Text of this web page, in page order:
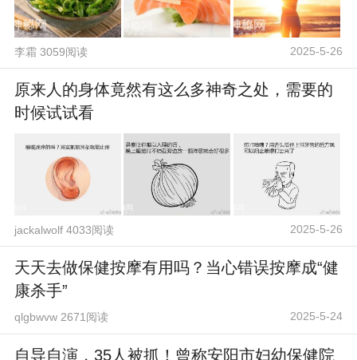
李霜 3059阅读 2025-5-26
原来人的身体竟然有这么多神奇之处，需要的
时候试试看
jackalwolf 4033阅读 2025-5-26
天天去做保健按摩有用吗？当心错误按摩成“健
康杀手”
qlgbwvw 2671阅读 2025-5-24
自导自演，35人被抓！曾称安阳市妇幼保健院